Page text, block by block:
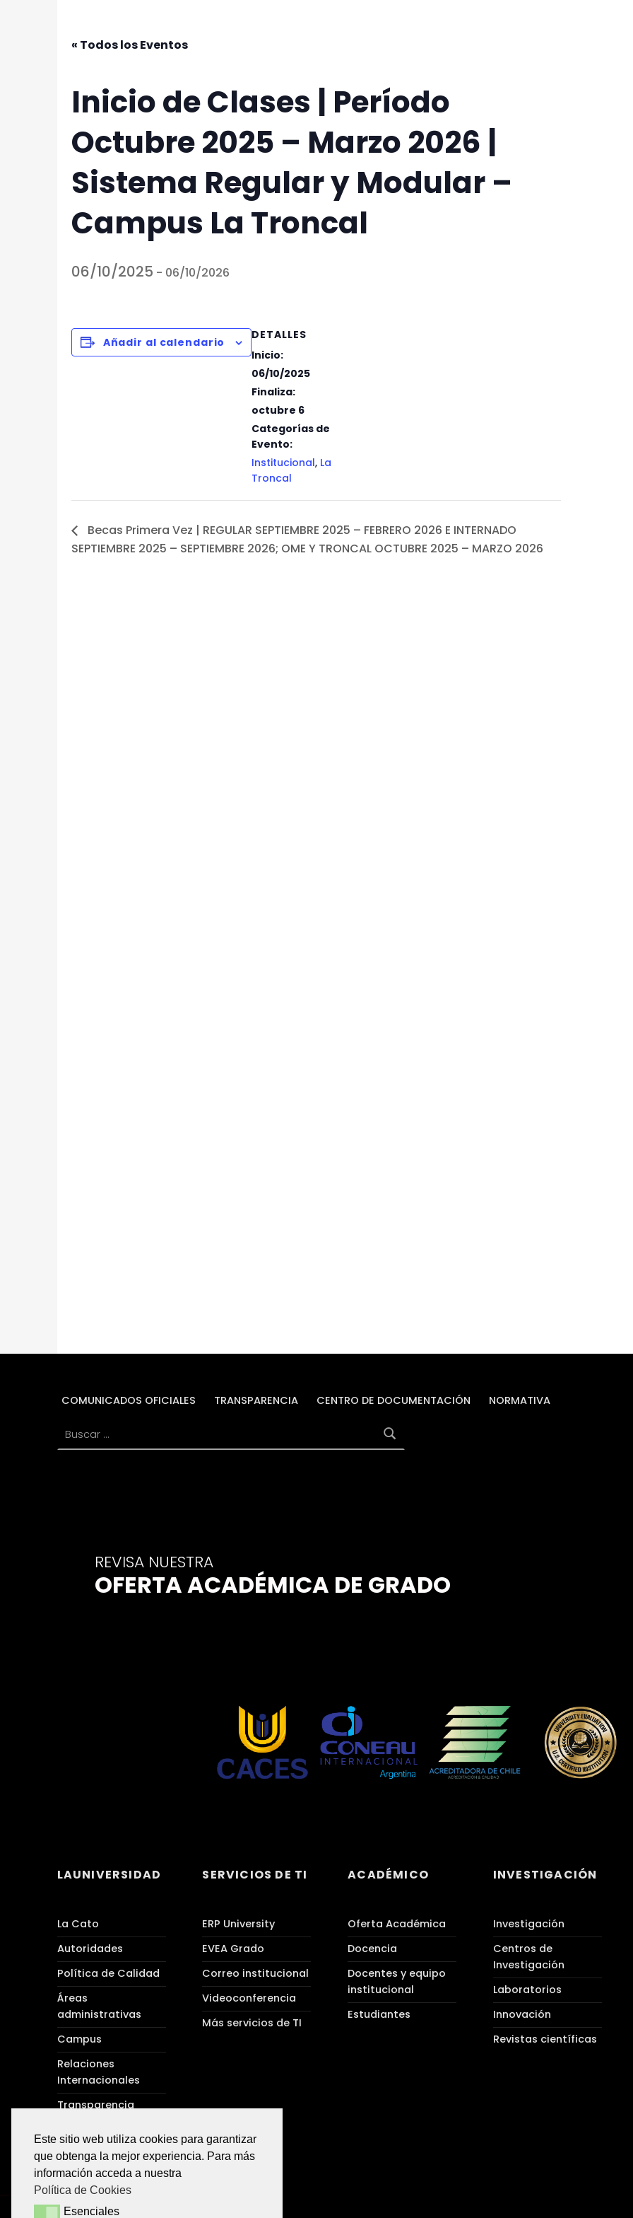
« Todos los Eventos
Inicio de Clases | Período
Octubre 2025 – Marzo 2026 |
Sistema Regular y Modular –
Campus La Troncal
06/10/2025 - 06/10/2026
Añadir al calendario
DETALLES
Inicio:
06/10/2025
Finaliza:
octubre 6
Categorías de
Evento:
Institucional, La
Troncal
Becas Primera Vez | REGULAR SEPTIEMBRE 2025 – FEBRERO 2026 E INTERNADO
SEPTIEMBRE 2025 – SEPTIEMBRE 2026; OME Y TRONCAL OCTUBRE 2025 – MARZO 2026
COMUNICADOS OFICIALES TRANSPARENCIA CENTRO DE DOCUMENTACIÓN
NORMATIVA
REVISA NUESTRA
OFERTA ACADÉMICA DE GRADO
LAUNIVERSIDAD
La Cato
Autoridades
Política de Calidad
Áreas
administrativas
Campus
Relaciones
Internacionales
Transparencia
SERVICIOS DE TI
ERP University
EVEA Grado
Correo institucional
Videoconferencia
Más servicios de TI
ACADÉMICO
Oferta Académica
Docencia
Docentes y equipo
institucional
Estudiantes
INVESTIGACIÓN
Investigación
Centros de
Investigación
Laboratorios
Innovación
Revistas científicas
Este sitio web utiliza cookies para garantizar
que obtenga la mejor experiencia. Para más
información acceda a nuestra
Política de Cookies
EsencialesEsenciales